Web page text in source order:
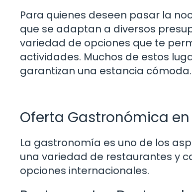
Para quienes deseen pasar la
que se adaptan a diversos
variedad de opciones que te
actividades. Muchos de estos
garantizan una estancia cómoda.
Oferta Gastronómica en
La gastronomía es uno de los
una variedad de restaurantes y
opciones internacionales.